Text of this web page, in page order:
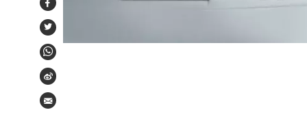
Facebook
Twitter
WhatsApp
Weibo
Email